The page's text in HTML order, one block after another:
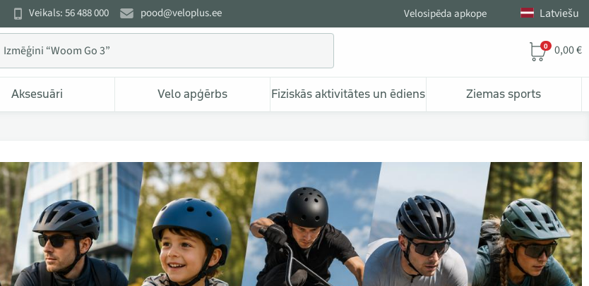
Veikals: 56 488 000 pood@veloplus.ee Velosipēda apkope Latviešu
0 0,00 €
Aksesuāri Velo apģērbs Fiziskās aktivitātes un ēdiens Ziemas sports